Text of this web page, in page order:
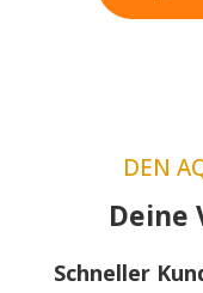
DEN
Deine
Schneller